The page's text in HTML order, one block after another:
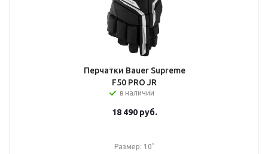
Перчатки Bauer Supreme
F50 PRO JR
в наличии
18 490руб.
Размер: 10"